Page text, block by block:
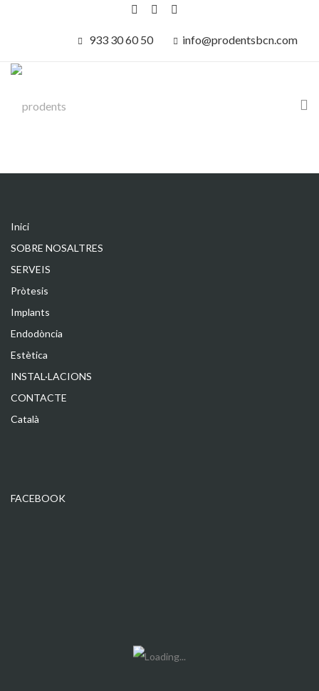
933 30 60 50 info@prodentsbcn.com
Inici
SOBRE NOSALTRES
SERVEIS
Pròtesis
Implants
Endodòncia
Estètica
INSTAL·LACIONS
CONTACTE
Català
FACEBOOK